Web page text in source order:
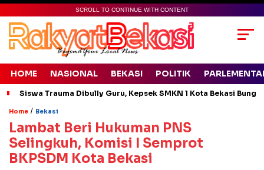
SCROLL TO CONTINUE WITH CONTENT
HOME NASIONAL BEKASI POLITIK
Siswa Trauma Dibully Guru, Kepsek SMKN 1 Kota Bekasi
Home / Bekasi
Lambat Beri Hukuman PNS
Selingkuh, Komisi I Semprot
BKPSDM Kota Bekasi